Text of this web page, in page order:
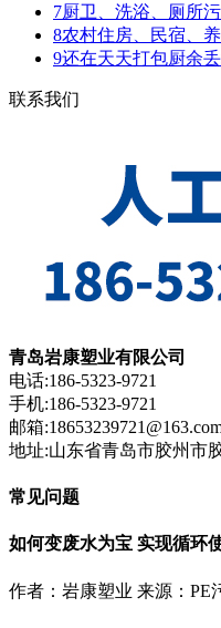
7厨卫、洗浴、厕所
8农村住房、民宿、
9还在天天打包厨余
联系我们
青岛岩康塑业有限公司
电话:186-5323-9721
手机:186-5323-9721
邮箱
地址:山东省青岛市胶州市
常见问题
如何变废水为宝 实现循环
作者：岩康塑业 来源：PE